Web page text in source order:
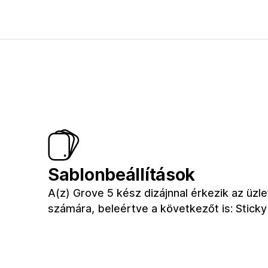
Sablonbeállítások
A(z) Grove 5 kész dizájnnal érkezik az
számára, beleértve a következőt is: Sticky